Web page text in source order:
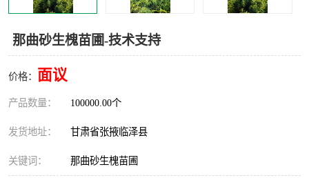
那曲砂生槐苗圃-技术支持
价格： 面议
产品数量： 100000.00个
发货地址： 甘肃省张掖临泽县
关键词： 那曲砂生槐苗圃